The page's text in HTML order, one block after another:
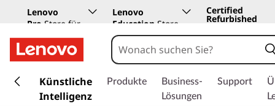
Lenovo
Pro Store für
Unternehmen
Lenovo
Education Store
Certified
Refurbished
u
Künstliche
Intelligenz
Produkte
Business-
Lösungen
Support